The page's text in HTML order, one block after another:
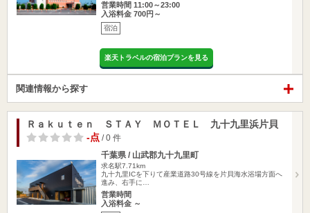
営業時間 11:00～23:00
入浴料金 700円～
宿泊
楽天トラベルの宿泊プランを見る
関連情報から探す
Ｒａｋｕｔｅｎ ＳＴＡＹ ＭＯＴＥＬ 九十九里浜片貝
-点 / 0 件
千葉県 / 山武郡九十九里町
求名駅7.71km
九十九里ICを下りて産業道路30号線を片貝海水浴場方面へ
進み、右手に…
営業時間
入浴料金 ～